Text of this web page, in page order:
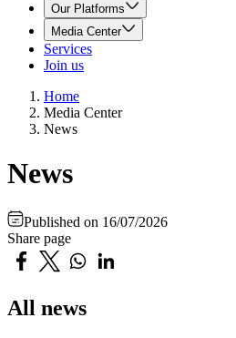
Our Platforms
Media Center
Services
Join us
Home
Media Center
News
News
Published on 16/07/2026
Share page
All news